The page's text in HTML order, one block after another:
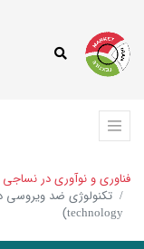
فناوری و نوآوری در نساجی
technology)